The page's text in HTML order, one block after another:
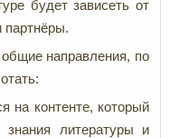
будет зависеть от
партнёры.
направления, по
на контенте, который
знания литературы и